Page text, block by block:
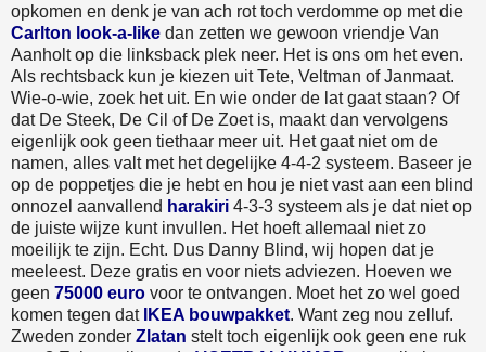
opkomen en denk je van ach rot toch verdomme op met die
Carlton look-a-like dan zetten we gewoon vriendje Van
Aanholt op die linksback plek neer. Het is ons om het even.
Als rechtsback kun je kiezen uit Tete, Veltman of Janmaat.
Wie-o-wie, zoek het uit. En wie onder de lat gaat staan? Of
dat De Steek, De Cil of De Zoet is, maakt dan vervolgens
eigenlijk ook geen tiethaar meer uit. Het gaat niet om de
namen, alles valt met het degelijke 4-4-2 systeem. Baseer je
op de poppetjes die je hebt en hou je niet vast aan een blind
onnozel aanvallend harakiri 4-3-3 systeem als je dat niet op
de juiste wijze kunt invullen. Het hoeft allemaal niet zo
moeilijk te zijn. Echt. Dus Danny Blind, wij hopen dat je
meeleest. Deze gratis en voor niets adviezen. Hoeven we
geen 75000 euro voor te ontvangen. Moet het zo wel goed
komen tegen dat IKEA bouwpakket. Want zeg nou zelluf.
Zweden zonder Zlatan stelt toch eigenlijk ook geen ene ruk